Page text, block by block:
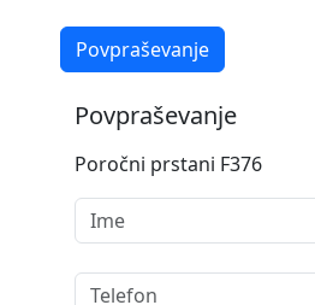
Povpraševanje
Povpraševanje
Poročni prstani F376